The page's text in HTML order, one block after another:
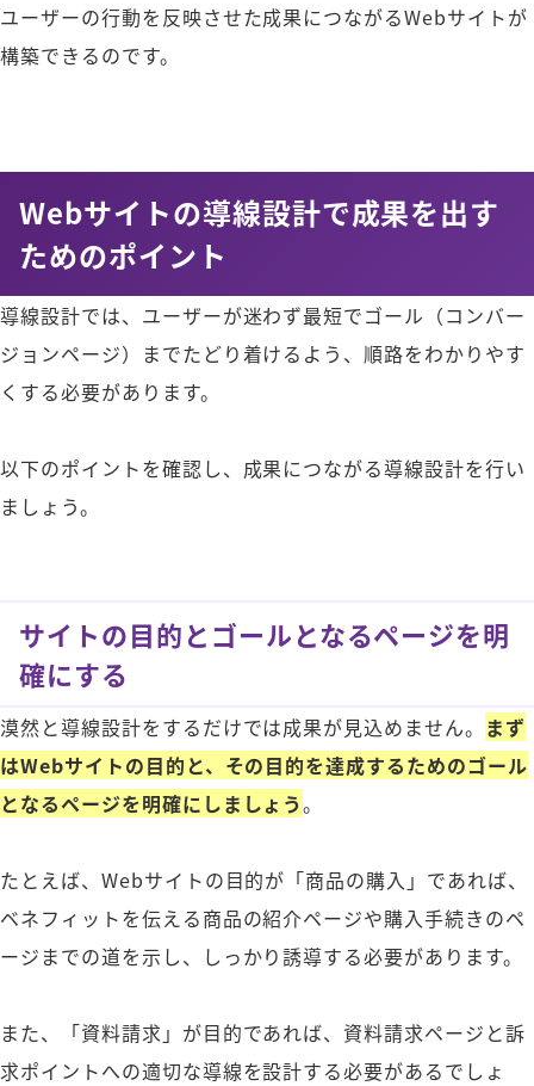
ユーザーの行動を反映させた成果につながるWebサイトが
構築できるのです。
Webサイトの導線設計で成果を出す
ためのポイント
導線設計では、ユーザーが迷わず最短でゴール（コンバー
ジョンページ）までたどり着けるよう、順路をわかりやす
くする必要があります。
以下のポイントを確認し、成果につながる導線設計を行い
ましょう。
サイトの目的とゴールとなるページを明
確にする
漠然と導線設計をするだけでは成果が見込めません。 まず
はWebサイトの目的と、その目的を達成するためのゴール
となるページを明確にしましょう。
たとえば、Webサイトの目的が「商品の購入」であれば、
ベネフィットを伝える商品の紹介ページや購入手続きのペ
ージまでの道を示し、しっかり誘導する必要があります。
また、「資料請求」が目的であれば、資料請求ページと訴
求ポイントへの適切な導線を設計する必要があるでしょ